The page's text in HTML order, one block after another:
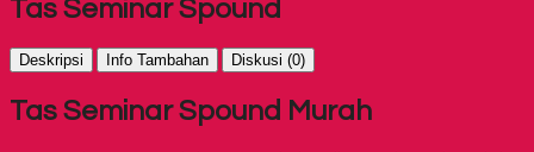
Tas Seminar Spound
Deskripsi Info Tambahan Diskusi (0)
Tas Seminar Spound Murah